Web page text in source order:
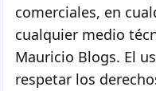
comerciales, en
cualquier medio
Mauricio Blogs. El
respetar los